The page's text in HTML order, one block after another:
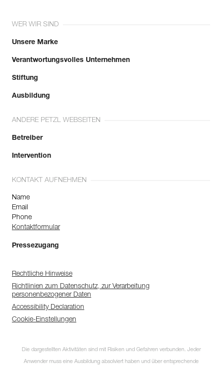
WER WIR SIND
Unsere Marke
Verantwortungsvolles Unternehmen
Stiftung
Ausbildung
ANDERE PETZL WEBSEITEN
Betreiber
Intervention
KONTAKT AUFNEHMEN
Name
Email
Phone
Kontaktformular
Pressezugang
Rechtliche Hinweise
Richtlinien zum Datenschutz, zur Verarbeitung
personenbezogener Daten
Accessibility Declaration
Cookie-Einstellungen
Die dargestellten Aktivitäten sind mit Risiken und Gefahren verbunden. Jeder
Anwender muss eine Ausbildung absolviert haben und über entsprechende